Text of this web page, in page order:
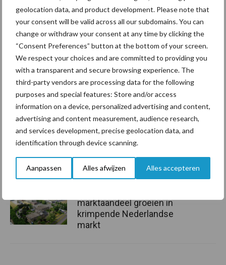
geolocation data, and product development. Please note that
your consent will be valid across all our subdomains. You can
change or withdraw your consent at any time by clicking the
“Consent Preferences” button at the bottom of your screen.
We respect your choices and are committed to providing you
with a transparent and secure browsing experience. The
third-party vendors are processing data for the following
purposes and special features: Store and/or access
information on a device, personalized advertising and content,
advertising and content measurement, audience research,
and services development, precise geolocation data, and
identification through device scanning.
Aanpassen Alles afwijzen Alles accepteren
www.nzo.nl
Aanbevolen voor jou!
Grondstoffenmarkt blijft
grillig: droogte en
geopolitiek houden handel
in de greep
De speenhuid: een vaak
onderschatte risicofactor
voor mastitis
marktaandeel groeien in
krimpende Nederlandse
markt